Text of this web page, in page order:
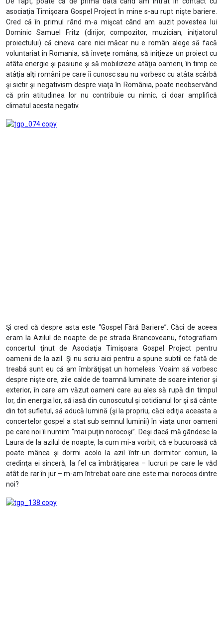
asociaţia Timişoara Gospel Project în mine s-au rupt nişte bariere.
Cred că în primul rând m-a mişcat când am auzit povestea lui
Dominic Samuel Fritz (dirijor, compozitor, muzician, iniţiatorul
proiectului) că cineva care nici măcar nu e român alege să facă
voluntariat în Romania, să înveţe româna, să iniţieze un proiect cu
atâta energie şi pasiune şi să mobilizeze atâţia oameni, în timp ce
atâţia alţi români pe care îi cunosc sau nu vorbesc cu atâta scârbă
şi sictir şi negativism despre viaţa în România, poate neobservând
că prin atitudinea lor nu contribuie cu nimic, ci doar amplifică
climatul acesta negativ.
Şi cred că despre asta este “Gospel Fără Bariere”. Căci de aceea
eram la Azilul de noapte de pe strada Brancoveanu, fotografiam
concertul ţinut de Asociaţia Timişoara Gospel Project pentru
oamenii de la azil. Şi nu scriu aici pentru a spune subtil ce fată de
treabă sunt eu că am îmbrăţişat un homeless. Voaim să vorbesc
despre nişte ore, zile calde de toamnă luminate de soare interior şi
exterior, în care am văzut oameni care au ales să rupă din timpul
lor, din energia lor, să iasă din cunoscutul şi cotidianul lor şi să cânte
din tot sufletul, să aducă lumină (şi la propriu, căci ediţia aceasta a
concertelor gospel a stat sub semnul luminii) în viaţa unor oameni
pe care noi îi numim “mai puţin norocoşi”. Deşi dacă mă gândesc la
Laura de la azilul de noapte, la cum mi-a vorbit, că e bucuroasă că
poate mânca şi dormi acolo la azil într-un dormitor comun, la
credinţa ei sinceră, la fel ca îmbrăţişarea – lucruri pe care le văd
atât de rar în jur – m-am întrebat oare cine este mai norocos dintre
noi?